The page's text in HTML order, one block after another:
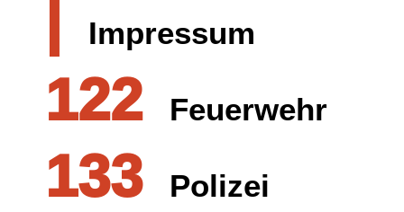
Impressum
122 Feuerwehr
133 Polizei